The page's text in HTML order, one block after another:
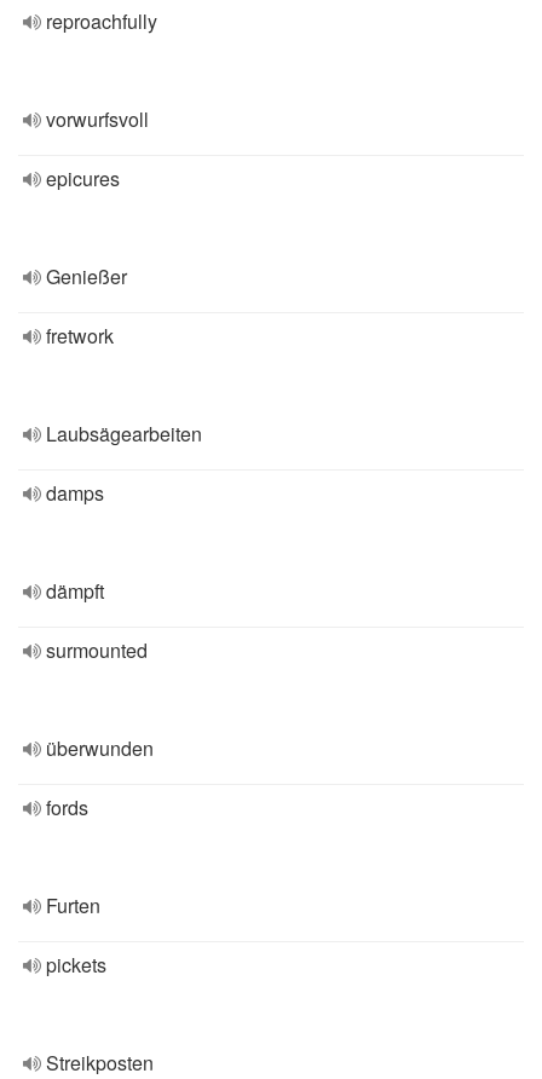
reproachfully
vorwurfsvoll
epicures
Genießer
fretwork
Laubsägearbeiten
damps
dämpft
surmounted
überwunden
fords
Furten
pickets
Streikposten